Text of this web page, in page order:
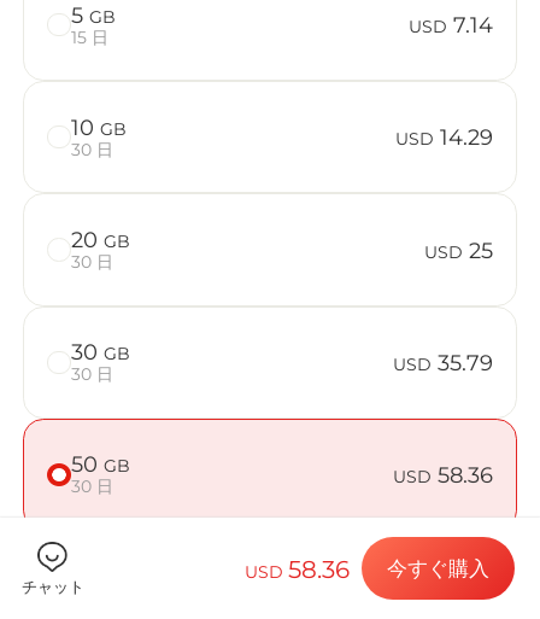
Republic
Billion
目的地とデ
eSIMをイン
データプラ
5 GB
15 日
USD 7.14
10 GB
30 日
USD 14.29
20 GB
30 日
USD 25
30 GB
30 日
USD 35.79
50 GB
30 日
USD 58.36
チャット
USD58.36 今すぐ購入